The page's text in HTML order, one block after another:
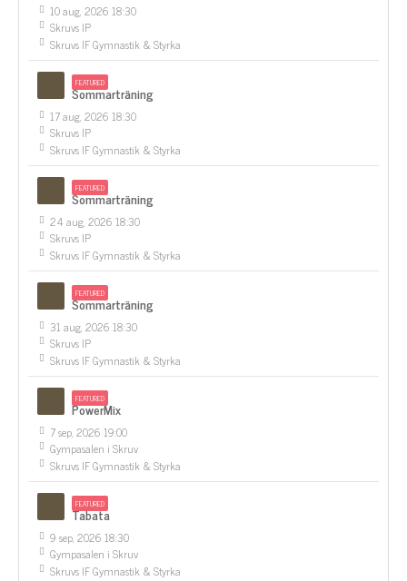
10 aug, 2026 18:30
Skruvs IP
Skruvs IF Gymnastik & Styrka
FEATURED
Sommarträning
17 aug, 2026 18:30
Skruvs IP
Skruvs IF Gymnastik & Styrka
FEATURED
Sommarträning
24 aug, 2026 18:30
Skruvs IP
Skruvs IF Gymnastik & Styrka
FEATURED
Sommarträning
31 aug, 2026 18:30
Skruvs IP
Skruvs IF Gymnastik & Styrka
FEATURED
PowerMix
7 sep, 2026 19:00
Gympasalen i Skruv
Skruvs IF Gymnastik & Styrka
FEATURED
Tabata
9 sep, 2026 18:30
Gympasalen i Skruv
Skruvs IF Gymnastik & Styrka